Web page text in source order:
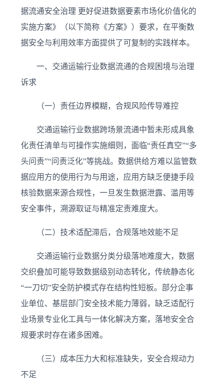
据流通安全治理 更好促进数据要素市场化价值化的
实施方案》（以下简称《方案》）要求，在平衡数
据安全与利用效率方面提供了可复制的实践样本。
一、交通运输行业数据流通的合规困境与治理
诉求
（一）责任边界模糊，合规风险传导难控
交通运输行业数据跨场景流通中暂未形成具象
化责任清单与可操作实施细则，面临“责任真空”“多
头问责”“问责泛化”等挑战。数据供给方难以监管数
据应用方的使用行为与用途，应用方缺乏便捷手段
核验数据来源合规性，一旦发生数据泄露、滥用等
安全事件，溯源取证与精准定责难度大。
（二）技术适配滞后，合规落地效能不足
交通运输行业数据分类分级落地难度大，数据
交织叠加可能导致数据级别动态转化，传统静态化
“一刀切”安全防护模式存在结构性短板。部分企事
业单位、基层部门安全技术能力薄弱，缺乏适配行
业场景专业化工具与一体化解决方案，落地安全合
规要求时存在诸多困难。
（三）成本压力大和标准缺失，安全合规动力
不足